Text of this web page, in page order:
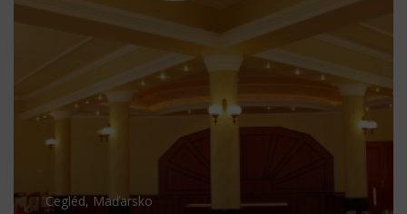
Cegléd, Maďarsko